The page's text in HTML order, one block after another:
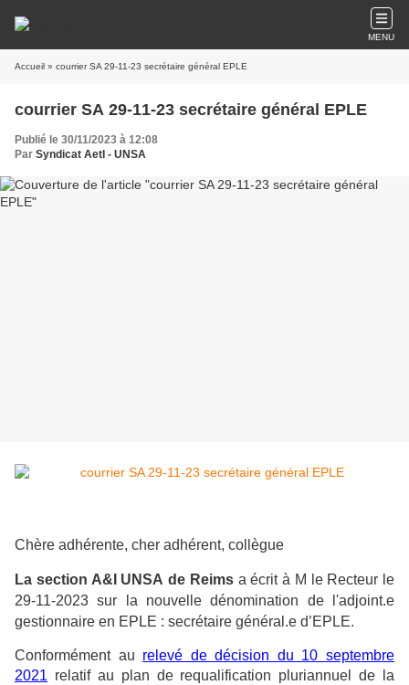
MENU
Accueil » courrier SA 29-11-23 secrétaire général EPLE
courrier SA 29-11-23 secrétaire général EPLE
Publié le 30/11/2023 à 12:08
Par Syndicat AetI - UNSA
Chère adhérente, cher adhérent, collègue
La section A&I UNSA de Reimsa écrit à M le Recteur le
29-11-2023 sur la nouvelle dénomination de l'adjoint.e
gestionnaire en EPLE : secrétaire général.e d’EPLE.
Conformément au relevé de décision du 10 septembre
2021 relatif au plan de requalification pluriannuel de la